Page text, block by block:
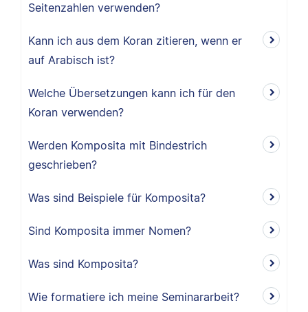
Seitenzahlen verwenden?
Kann ich aus dem Koran zitieren, wenn er
auf Arabisch ist?
Welche Übersetzungen kann ich für den
Koran verwenden?
Werden Komposita mit Bindestrich
geschrieben?
Was sind Beispiele für Komposita?
Sind Komposita immer Nomen?
Was sind Komposita?
Wie formatiere ich meine Seminararbeit?